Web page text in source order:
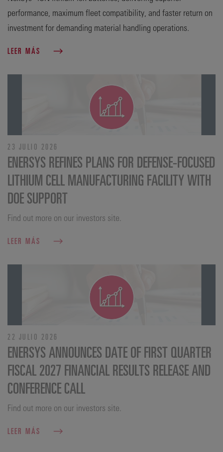
performance, maximum fleet compatibility, and faster return on
investment for demanding material handling operations.
LEER MÁS
23 JULIO 2026
ENERSYS REFINES PLANS FOR DEFENSE‑FOCUSED
LITHIUM CELL MANUFACTURING FACILITY WITH
DOE SUPPORT
Find out more on our investors site.
LEER MÁS
22 JULIO 2026
ENERSYS ANNOUNCES DATE OF FIRST QUARTER
FISCAL 2027 FINANCIAL RESULTS RELEASE AND
CONFERENCE CALL
Find out more on our investors site.
LEER MÁS